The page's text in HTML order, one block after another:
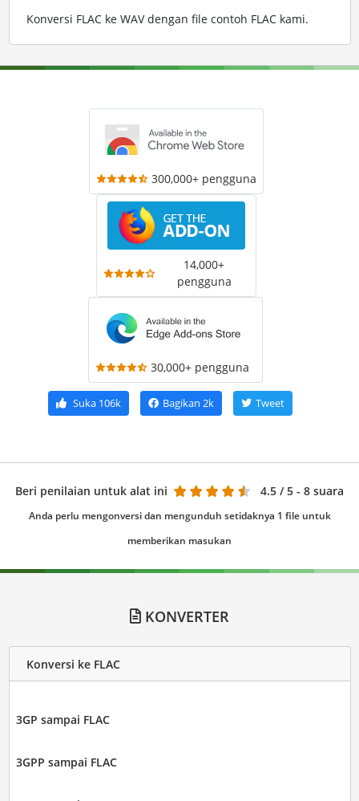
Konversi FLAC ke WAV dengan file contoh FLAC kami.
300,000+ pengguna
14,000+
pengguna
30,000+ pengguna
Suka106k Bagikan 2k Tweet
Beri penilaian untuk alat ini 4.5 / 5 - 8 suara
Anda perlu mengonversi dan mengunduh setidaknya 1 file untuk
memberikan masukan
KONVERTER
Konversi ke FLAC
3GP sampai FLAC
3GPP sampai FLAC